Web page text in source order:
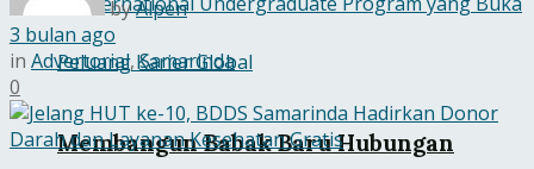
Membangun Babak Baru Hubungan
byAlpen
3 bulan ago
in Advertorial,Samarinda
0